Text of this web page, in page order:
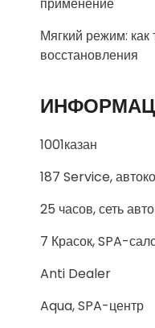
Мягкий режим: как
восстановления
1001казан
187 Service,
25 часов, сеть
7 Красок, SPA-
Anti Dealer
Aqua, SPA-центр